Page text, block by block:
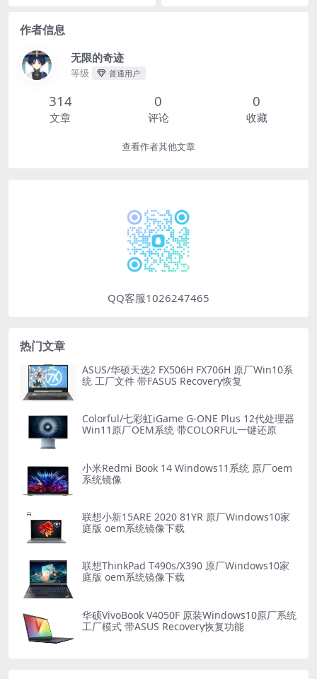
作者信息
无限的奇迹
等级 普通用户
314
文章
0
评论
0
收藏
查看作者其他文章
QQ客服1026247465
热门文章
ASUS/华硕天选2 FX506H FX706H 原厂Win10系
统 工厂文件 带FASUS Recovery恢复
Colorful/七彩虹iGame G-ONE Plus 12代处理器
Win11原厂OEM系统 带COLORFUL一键还原
小米Redmi Book 14 Windows11系统 原厂oem
系统镜像
联想小新15ARE 2020 81YR 原厂Windows10家
庭版 oem系统镜像下载
联想ThinkPad T490s/X390 原厂Windows10家
庭版 oem系统镜像下载
华硕VivoBook V4050F 原装Windows10原厂系统
工厂模式 带ASUS Recovery恢复功能